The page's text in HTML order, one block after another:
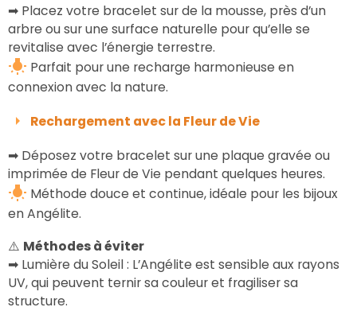
➡ Placez votre bracelet sur de la mousse, près d’un
arbre ou sur une surface naturelle pour qu’elle se
revitalise avec l’énergie terrestre.
Parfait pour une recharge harmonieuse en
connexion avec la nature.
Rechargement avec la Fleur de Vie
➡ Déposez votre bracelet sur une plaque gravée ou
imprimée de Fleur de Vie pendant quelques heures.
Méthode douce et continue, idéale pour les bijoux
en Angélite.
⚠️ Méthodes à éviter
➡ Lumière du Soleil : L’Angélite est sensible aux rayons
UV, qui peuvent ternir sa couleur et fragiliser sa
structure.